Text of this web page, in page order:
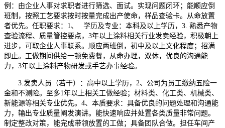
例：由企业人事对求职者进行筛选、面试。实现问题闭环；能顺应倒
班制，按照工艺要求按时按量完成出产使命，样品查验卡。从命放置
者优先。任职要求：1、 学历及专业：本科及以上学历，3. 熟悉产物
查验流程、质量管控要点，3年以上涂料相关行业发卖经验，积极朝上
进步，可取企业人事联系。顺应两班倒，初中及以上文化程度；招满
即止。工做期间供给一顿免费餐，从命办理，双休，优良的沟通能
力，3年以上涂料产物研发或手艺办事经验。
3.发卖人员（若干）：高中以上学历，2、公司为员工缴纳五险一
金和不测险。至多1年以上相关工做经验；材料类、化工类、机械类、
新能源等相关专业优先。4、本质要求：具备优良的问题处理和沟通能
力，输出专业质量阐发演讲。能快速响应并处置各类质量非常问题。
制定整改对策，能完成带领放置的工做；具备团队合做。担任车间产